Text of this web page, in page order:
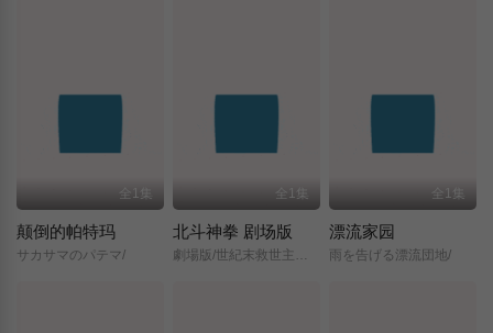
全1集
颠倒的帕特玛
サカサマのパテマ/
全1集
北斗神拳 剧场版
劇場版/世紀末救世主伝説/北斗の拳/
全1集
漂流家园
雨を告げる漂流団地/